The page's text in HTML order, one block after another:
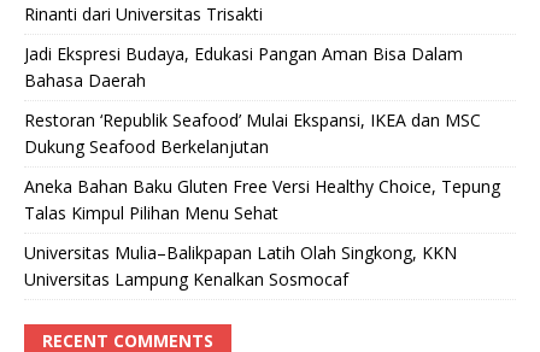
Rinanti dari Universitas Trisakti
Jadi Ekspresi Budaya, Edukasi Pangan Aman Bisa Dalam
Bahasa Daerah
Restoran ‘Republik Seafood’ Mulai Ekspansi, IKEA dan MSC
Dukung Seafood Berkelanjutan
Aneka Bahan Baku Gluten Free Versi Healthy Choice, Tepung
Talas Kimpul Pilihan Menu Sehat
Universitas Mulia–Balikpapan Latih Olah Singkong, KKN
Universitas Lampung Kenalkan Sosmocaf
RECENT COMMENTS